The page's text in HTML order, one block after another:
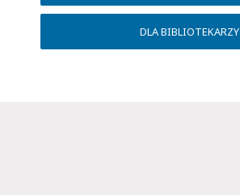
DLA BIBLIOTEKARZY